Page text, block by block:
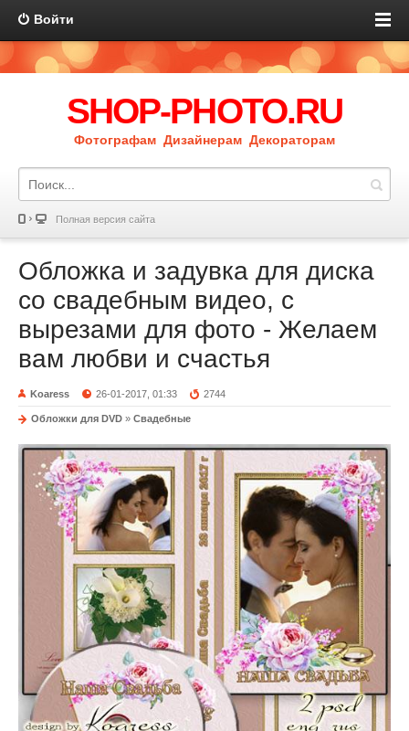
Войти
SHOP-PHOTO.RU
Фотографам Дизайнерам Декораторам
Полная версия сайта
Обложка и задувка для диска
со свадебным видео, с
вырезами для фото - Желаем
вам любви и счастья
Koaress 26-01-2017, 01:33 2744
Обложки для DVD » Свадебные